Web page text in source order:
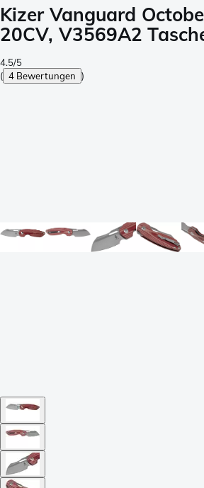
Kizer Vanguard
20CV, V3569A2
4.5/5
( 4 Bewertungen )